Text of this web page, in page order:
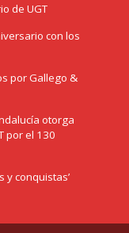
de UGT
con los
por Gallego &
otorga
por el 130
y conquistas’